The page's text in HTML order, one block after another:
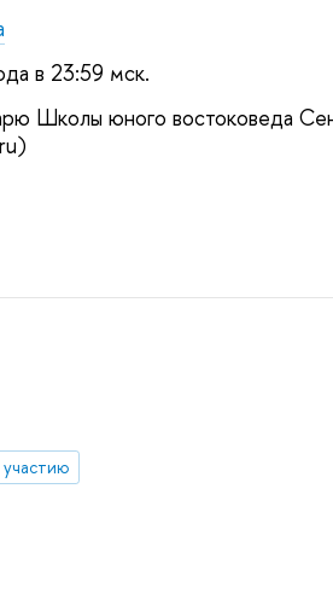
в 23:59 мск.
Школы юного востоковеда